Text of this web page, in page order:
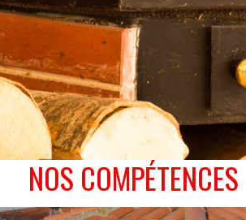
NOS COMPÉTENCES